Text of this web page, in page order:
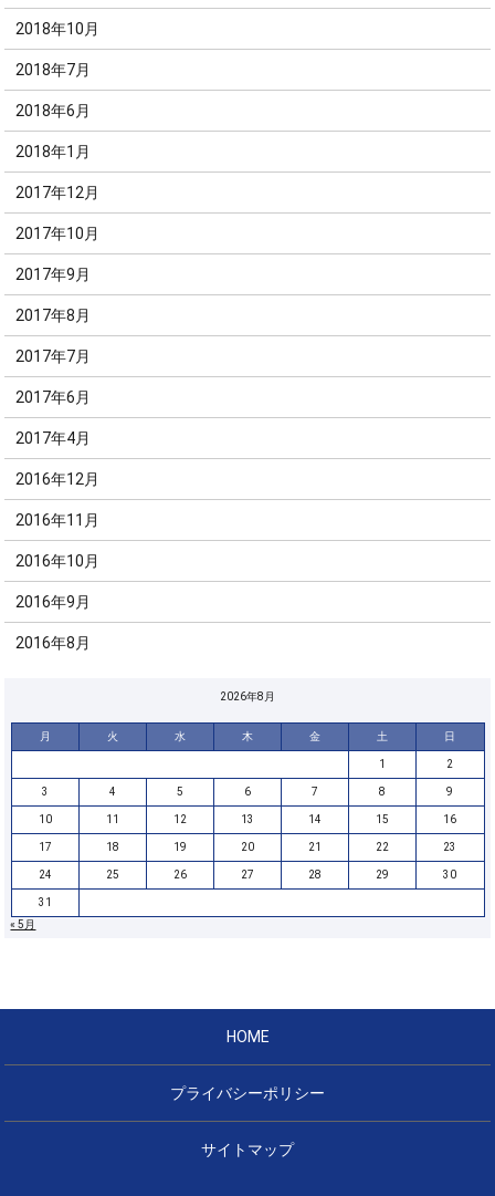
2018年10月
2018年7月
2018年6月
2018年1月
2017年12月
2017年10月
2017年9月
2017年8月
2017年7月
2017年6月
2017年4月
2016年12月
2016年11月
2016年10月
2016年9月
2016年8月
2026年8月
月 火 水 木 金 土 日
1 2
3 4 5 6 7 8 9
10 11 12 13 14 15 16
17 18 19 20 21 22 23
24 25 26 27 28 29 30
31
« 5月
HOME
プライバシーポリシー
サイトマップ